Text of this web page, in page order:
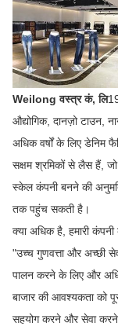
Weilong वस्त्र कं, लि
औद्योगिक, दानज़ो टाउन,
अधिक वर्षों के लिए डेनिम
सक्षम श्रमिकों से लैस हैं,
स्केल कंपनी बनने की अनुमति
तक पहुंच सकती है।
क्या अधिक है, हमारी
"उच्च गुणवत्ता और अच्छी
पालन करने के लिए और
बाजार की आवश्यकता को
सहयोग करने और सेवा